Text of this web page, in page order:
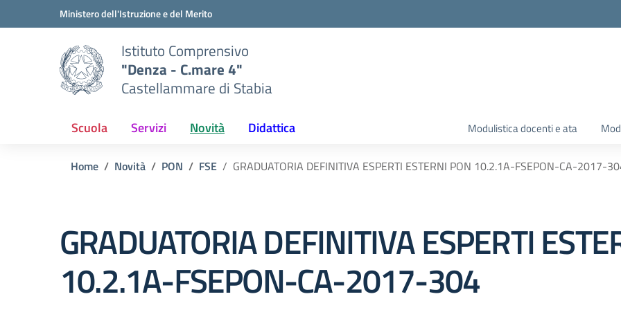
Vai ai contenuti
Vai al menu di navigazioneMinistero dell'Istruzione e del Merito
Istituto Comprensivo
"Denza - C.mare 4"
Castellammare di Stabia
Scuola Servizi Novità Didattica Modulistica docenti e ata
Home Novità PON FSE GRADUATORIA DEFINITIVA ESPERTI ESTERNI PON 10.2.1A-FSEPON-CA-2017-
GRADUATORIA DEFINITIVA ESPERTI
10.2.1A-FSEPON-CA-2017-304